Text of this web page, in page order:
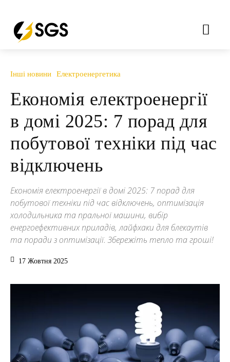
Інші новини Електроенергетика
Економія електроенергії
в домі 2025: 7 порад для
побутової техніки під час
відключень
Економія електроенергії в домі 2025: 7 порад для
побутової техніки під час відключень, оптимізація
холодильника та пральної машини, вибір
енергоефективних приладів, лайфхаки для блекаутів
та поради з оптимізації. Збережіть тепло та гроші!
17 Жовтня 2025